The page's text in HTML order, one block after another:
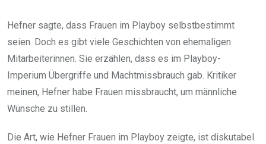
Hefner sagte, dass Frauen im Playboy selbstbestimmt
seien. Doch es gibt viele Geschichten von ehemaligen
Mitarbeiterinnen. Sie erzählen, dass es im Playboy-
Imperium Übergriffe und Machtmissbrauch gab. Kritiker
meinen, Hefner habe Frauen missbraucht, um männliche
Wünsche zu stillen.
Die Art, wie Hefner Frauen im Playboy zeigte, ist diskutabel.